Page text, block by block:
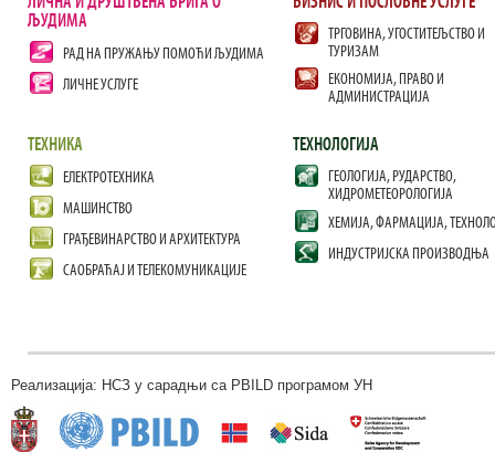
ЉУДИМА
РАД НА ПРУЖАЊУ ПОМОЋИ ЉУДИМА
ЛИЧНЕ УСЛУГЕ
ТРГОВИНА, УГОСТИТЕЉСТВО И
ТУРИЗАМ
ЕКОНОМИЈА, ПРАВО И
АДМИНИСТРАЦИЈА
ТЕХНИКА
ЕЛЕКТРОТЕХНИКА
МАШИНСТВО
ГРАЂЕВИНАРСТВО И АРХИТЕКТУРА
САОБРАЋАЈ И ТЕЛЕКОМУНИКАЦИЈЕ
ТЕХНОЛОГИЈА
ГЕОЛОГИЈА, РУДАРСТВО,
ХИДРОМЕТЕОРОЛОГИЈА
ХЕМИЈА, ФАРМАЦИЈА,
ИНДУСТРИЈСКА ПРОИЗВОДЊА
Реализација: НСЗ у сарадњи са PBILD програмом УН